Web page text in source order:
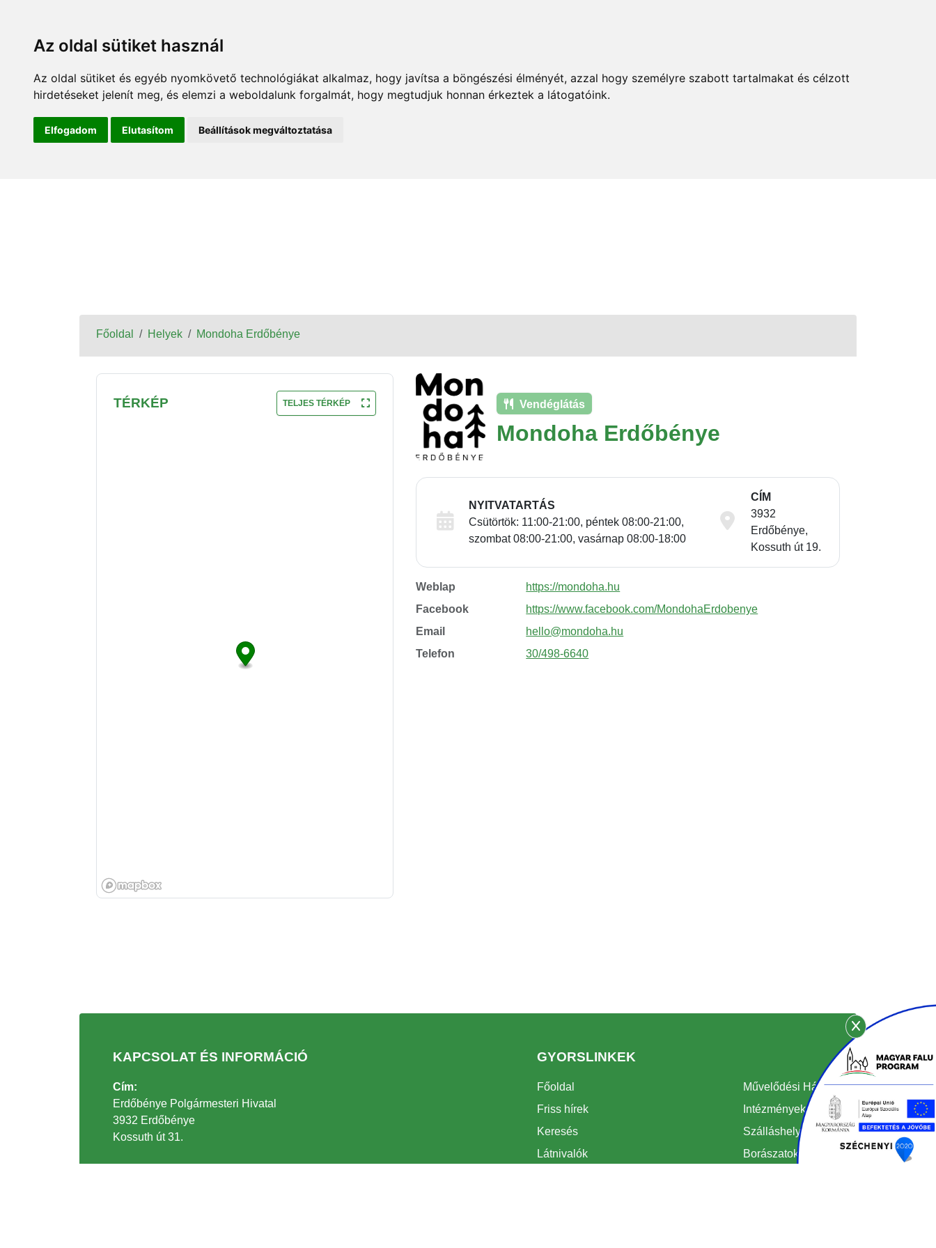
Az oldal sütiket használ
Az oldal sütiket és egyéb nyomkövető technológiákat alkalmaz, hogy javítsa a böngészési élményét, azzal hogy személyre szabott tartalmakat és célzott
hirdetéseket jelenít meg, és elemzi a weboldalunk forgalmát, hogy megtudjuk honnan érkeztek a látogatóink.
Elfogadom Elutasítom Beállítások megváltoztatása
Főoldal Helyek Mondoha Erdőbénye
TÉRKÉP TELJES TÉRKÉP Vendéglátás
Mondoha Erdőbénye
NYITVATARTÁS
Csütörtök: 11:00-21:00, péntek 08:00-21:00,
szombat 08:00-21:00, vasárnap 08:00-18:00
CÍM
3932
Erdőbénye,
Kossuth út 19.
Weblap
https://mondoha.hu
Facebook
https://www.facebook.com/MondohaErdobenye
Email
hello@mondoha.hu
Telefon
30/498-6640
KAPCSOLAT ÉS INFORMÁCIÓ
Cím:
Erdőbénye Polgármesteri Hivatal
3932 Erdőbénye
Kossuth út 31.
GYORSLINKEK
Főoldal
Friss hírek
Keresés
Látnivalók
Művelődési Ház
Intézmények
Szálláshelyek
Borászatok